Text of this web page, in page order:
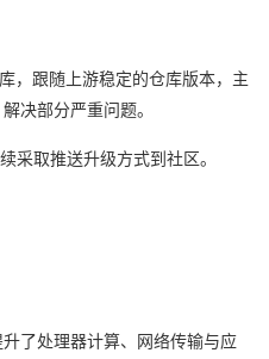
，跟随上游稳定的仓库版本，主
决部分严重问题。
采取推送升级方式到社区。
了处理器计算、网络传输与应